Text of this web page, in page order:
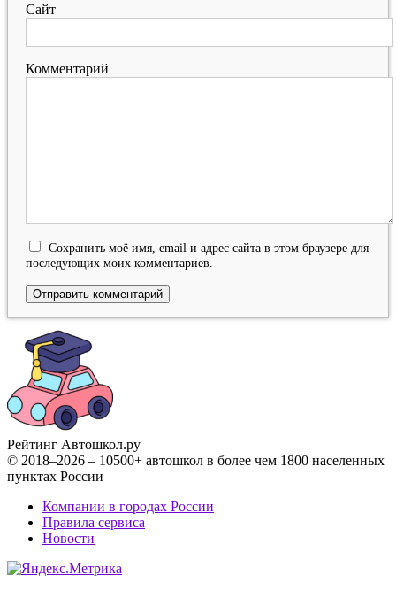
Сайт
Комментарий
Сохранить моё имя, email и адрес сайта в этом браузере для
последующих моих комментариев.
Рейтинг Автошкол.ру
© 2018–2026 – 10500+ автошкол в более чем 1800 населенных
пунктах России
Компании в городах России
Правила сервиса
Новости